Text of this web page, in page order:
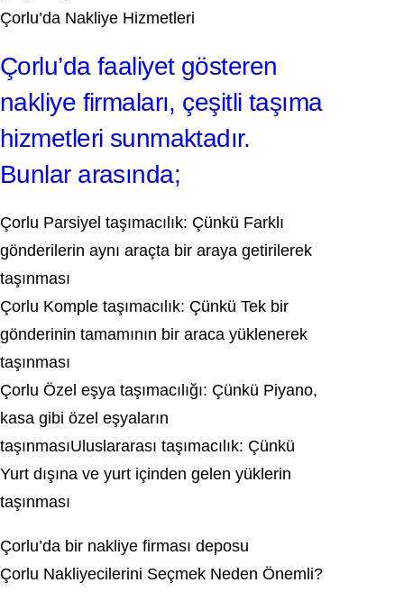
Çorlu’da Nakliye Hizmetleri
Çorlu’da faaliyet gösteren
nakliye firmaları, çeşitli taşıma
hizmetleri sunmaktadır.
Bunlar arasında;
Çorlu Parsiyel taşımacılık: Çünkü Farklı
gönderilerin aynı araçta bir araya getirilerek
taşınması
Çorlu Komple taşımacılık: Çünkü Tek bir
gönderinin tamamının bir araca yüklenerek
taşınması
Çorlu Özel eşya taşımacılığı: Çünkü Piyano,
kasa gibi özel eşyaların
taşınmasıUluslararası taşımacılık: Çünkü
Yurt dışına ve yurt içinden gelen yüklerin
taşınması
Çorlu’da bir nakliye firması deposu
Çorlu Nakliyecilerini Seçmek Neden Önemli?